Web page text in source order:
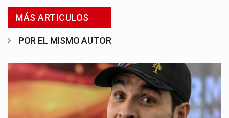
MÁS ARTICULOS
POR EL MISMO AUTOR